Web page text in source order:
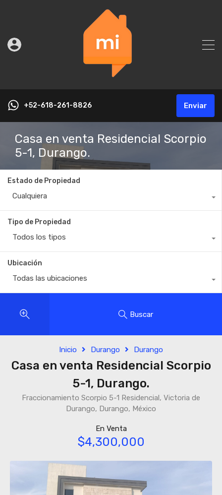
+52-618-261-8826 Enviar
Casa en venta Residencial Scorpio
5-1, Durango.
Estado de Propiedad
Cualquiera
Tipo de Propiedad
Todos los tipos
Ubicación
Todas las ubicaciones
Buscar
Inicio Durango Durango
Casa en venta Residencial Scorpio
5-1, Durango.
Fraccionamiento Scorpio 5-1 Residencial, Victoria de
Durango, Durango, México
En Venta
$4,300,000